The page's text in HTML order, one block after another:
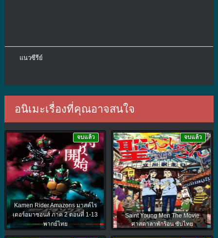
แนวซีรีย์
อนิเมะเรื่องที่คุณอาจสนใจ
Kamen Rider Amazons มาสค์ไร
เดอร์อมาซอนส์ ภาค 2 ตอนที่ 1-13
พากย์ไทย
จบแล้ว
Saint Young Men The Movie
ศาสดาลาพักร้อน ซับไทย
จบแล้ว